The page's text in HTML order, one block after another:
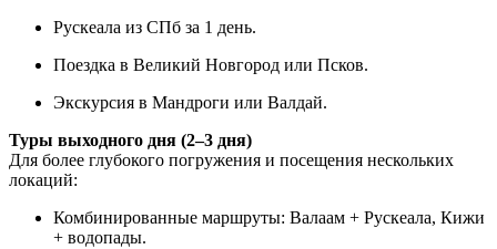
Рускеала из СПб за 1 день.
Поездка в Великий Новгород или Псков.
Экскурсия в Мандроги или Валдай.
Туры выходного дня (2–3 дня)
Для более глубокого погружения и посещения нескольких
локаций:
Комбинированные маршруты: Валаам + Рускеала, Кижи
+ водопады.